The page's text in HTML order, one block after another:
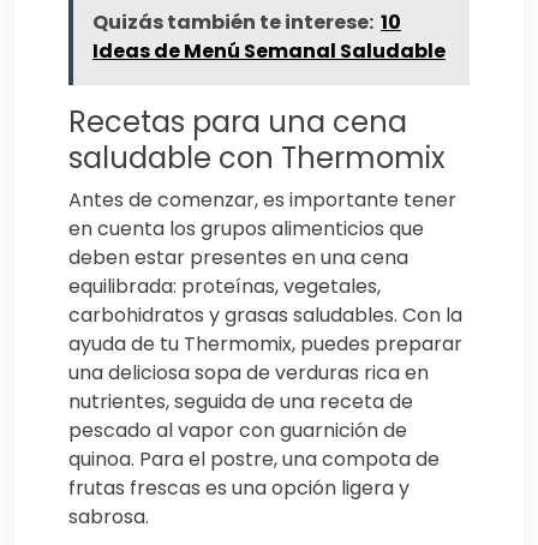
Quizás también te interese: 10
Ideas de Menú Semanal Saludable
Recetas para una cena
saludable con Thermomix
Antes de comenzar, es importante tener
en cuenta los grupos alimenticios que
deben estar presentes en una cena
equilibrada: proteínas, vegetales,
carbohidratos y grasas saludables. Con la
ayuda de tu Thermomix, puedes preparar
una deliciosa sopa de verduras rica en
nutrientes, seguida de una receta de
pescado al vapor con guarnición de
quinoa. Para el postre, una compota de
frutas frescas es una opción ligera y
sabrosa.